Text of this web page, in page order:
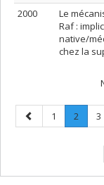
2000
Le
Raf :
native/
chez la
Page
précédente
Page
1 Page
2
Page
3